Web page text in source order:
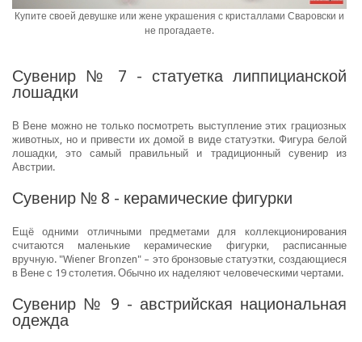
Купите своей девушке или жене украшения с кристаллами Сваровски и
не прогадаете.
Сувенир № 7 - статуетка липпицианской
лошадки
В Вене можно не только посмотреть выступление этих грациозных
животных, но и привести их домой в виде статуэтки. Фигура белой
лошадки, это самый правильный и традиционный сувенир из
Австрии.
Сувенир № 8 - керамические фигурки
Ещё одними отличными предметами для коллекционирования
считаются маленькие керамические фигурки, расписанные
вручную. "Wiener Bronzen" – это бронзовые статуэтки, создающиеся
в Вене с 19 столетия. Обычно их наделяют человеческими чертами.
Сувенир № 9 - австрийская национальная
одежда